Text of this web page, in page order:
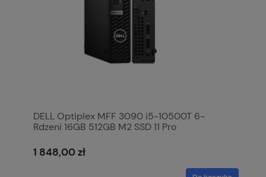
DELL Optiplex MFF 3090 i5-10500T 6-
Rdzeni 16GB 512GB M2 SSD 11 Pro
1 848,00 zł